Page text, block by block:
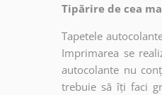
Tipărire de cea
Tapetele
Imprimarea se
autocolante nu
trebuie să îți faci